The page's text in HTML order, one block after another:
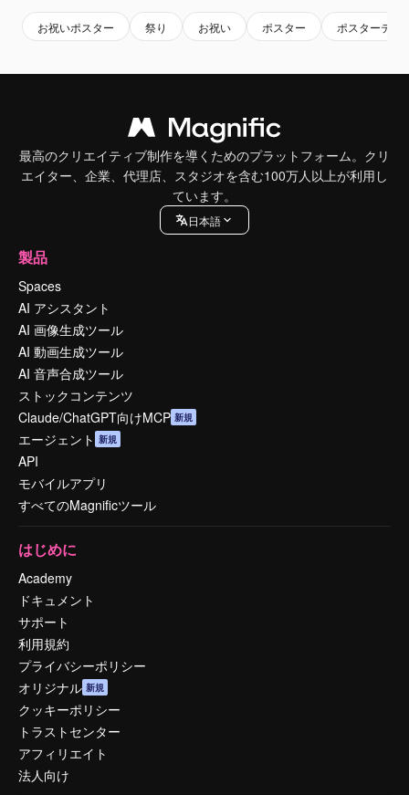
お祝いポスター 祭り お祝い ポスター ポスターテン
最高のクリエイティブ制作を導くためのプラットフォーム。クリ
エイター、企業、代理店、スタジオを含む100万人以上が利用し
ています。
日本語
製品
Spaces
AI アシスタント
AI 画像生成ツール
AI 動画生成ツール
AI 音声合成ツール
ストックコンテンツ
Claude/ChatGPT向けMCP 新規
エージェント 新規
API
モバイルアプリ
すべてのMagnificツール
はじめに
Academy
ドキュメント
サポート
利用規約
プライバシーポリシー
オリジナル 新規
クッキーポリシー
トラストセンター
アフィリエイト
法人向け